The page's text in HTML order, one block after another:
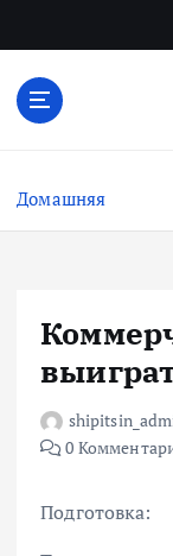
с
Домашняя
0
Подготовка: